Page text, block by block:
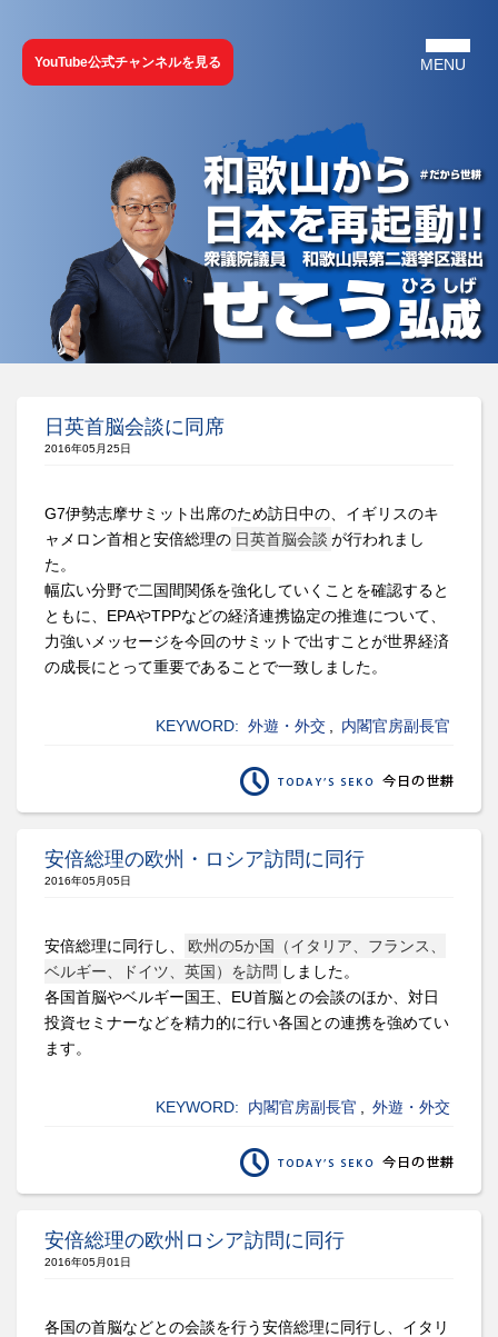
YouTube公式チャンネルを見る
日英首脳会談に同席
2016年05月25日
G7伊勢志摩サミット出席のため訪日中の、イギリスのキ
ャメロン首相と安倍総理の 日英首脳会談 が行われまし
た。
幅広い分野で二国間関係を強化していくことを確認すると
ともに、EPAやTPPなどの経済連携協定の推進について、
力強いメッセージを今回のサミットで出すことが世界経済
の成長にとって重要であることで一致しました。
KEYWORD: 外遊・外交 内閣官房副長官
安倍総理の欧州・ロシア訪問に同行
2016年05月05日
安倍総理に同行し、
欧州の5か国（イタリア、フランス、
ベルギー、ドイツ、英国）を訪問 しました。
各国首脳やベルギー国王、EU首脳との会談のほか、対日
投資セミナーなどを精力的に行い各国との連携を強めてい
ます。
KEYWORD: 内閣官房副長官 外遊・外交
安倍総理の欧州ロシア訪問に同行
2016年05月01日
各国の首脳などとの会談を行う安倍総理に同行し、イタリ